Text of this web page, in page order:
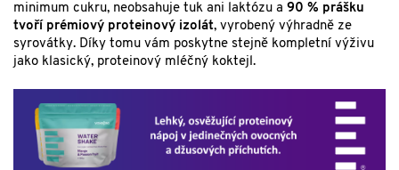
minimum cukru, neobsahuje tuk ani laktózu a 90 % prášku
tvoří prémiový proteinový izolát, vyrobený výhradně ze
syrovátky. Díky tomu vám poskytne stejně kompletní výživu
jako klasický, proteinový mléčný koktejl.